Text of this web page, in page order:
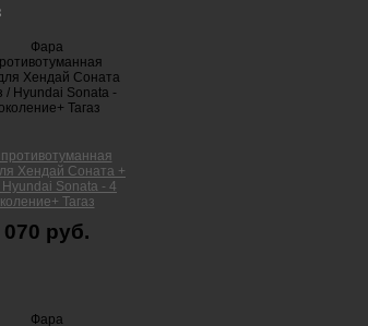
Хендай Соната +
Hyundai Sonata - 4
Тагаз
070 руб.